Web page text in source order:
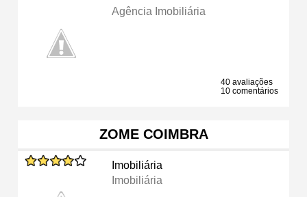
Agência Imobiliária
40 avaliações
10 comentários
ZOME COIMBRA
Imobiliária
Imobiliária